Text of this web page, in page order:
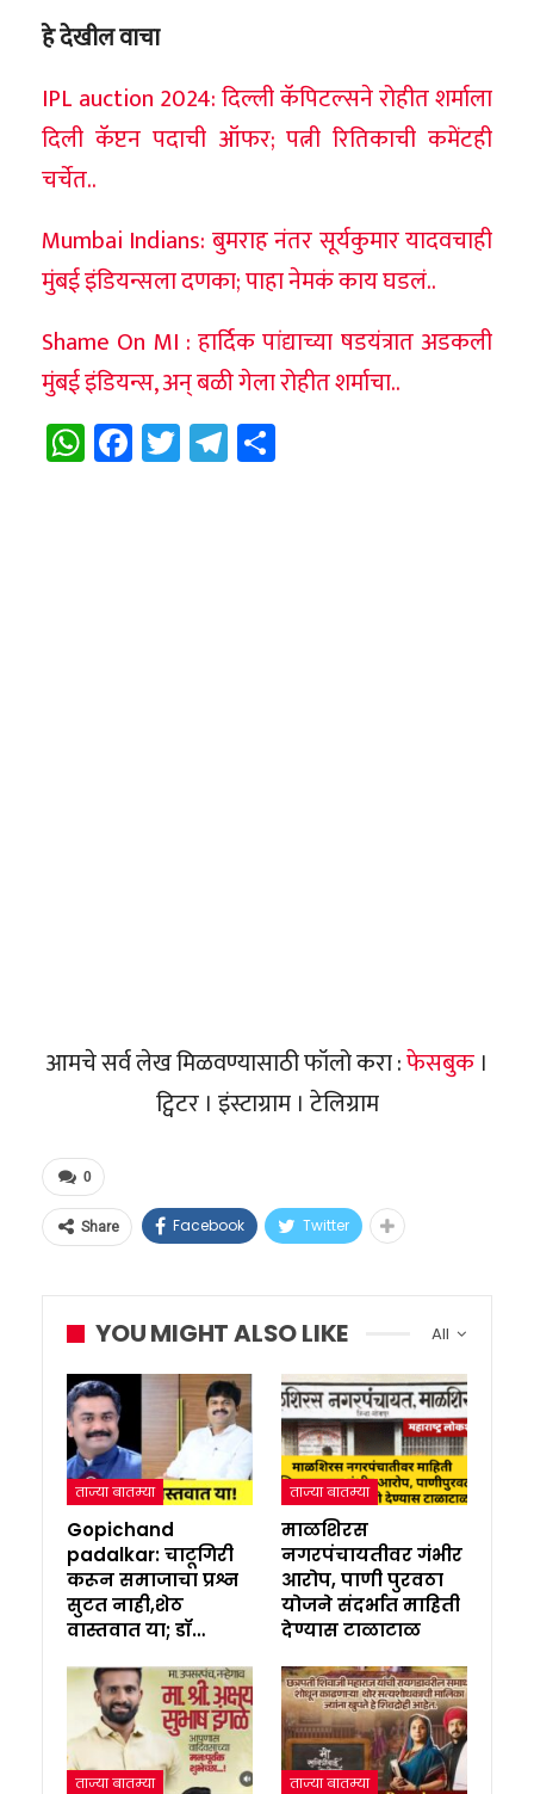
हे देखील वाचा
IPL auction 2024: दिल्ली कॅपिटल्सने रोहीत शर्माला
दिली कॅप्टन पदाची ऑफर; पत्नी रितिकाची कमेंटही
चर्चेत..
Mumbai Indians: बुमराह नंतर सूर्यकुमार यादवचाही
मुंबई इंडियन्सला दणका; पाहा नेमकं काय घडलं..
Shame On MI : हार्दिक पांद्याच्या षडयंत्रात अडकली
मुंबई इंडियन्स, अन् बळी गेला रोहीत शर्माचा..
WhatsApp
Facebook
TwitterTelegram
आमचे सर्व लेख मिळवण्यासाठी फॉलो करा :फेसबुक ।
ट्विटर । इंस्टाग्राम । टेलिग्राम
0
Share Facebook Twitter
All
YOU MIGHT ALSO LIKE
ताज्या बातम्या
Gopichand
padalkar: चाटूगिरी
करून समाजाचा प्रश्न
सुटत नाही,शेठ
वास्तवात या; डॉ…
ताज्या बातम्या
माळशिरस
नगरपंचायतीवर गंभीर
आरोप, पाणी पुरवठा
योजने संदर्भात माहिती
देण्यास टाळाटाळ
ताज्या बातम्या ताज्या बातम्या